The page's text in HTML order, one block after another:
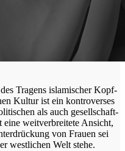
Kul­tur ist ein kon­tro­ver­ses
als auch gesell­schaft­
weit­ver­brei­te­te Ansicht,
von Frau­en sei
west­li­chen Welt stehe.